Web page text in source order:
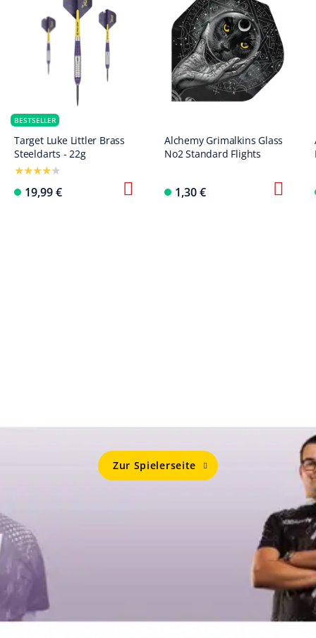
BESTSELLER
Target Luke Littler Brass
Steeldarts - 22g
19,99 €
Alchemy Grimalkins Glass
No2 Standard Flights
1,30 €
Zur Spielerseite